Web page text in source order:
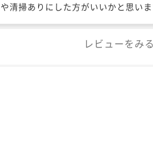
や清掃ありにした方がいいかと思い
スルームはやや清掃が行き届いてい
レビューをみ